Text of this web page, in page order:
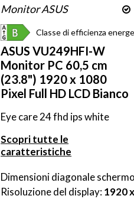
Monitor ASUS
Classe di efficienza
ASUS VU249HFI-W
Monitor PC 60,5 cm
(23.8") 1920 x 1080
Pixel Full HD LCD Bianco
Eye care 24 fhd ips white
Scopri tutte le
caratteristiche
Dimensioni diagonale
Risoluzione del display: 1920